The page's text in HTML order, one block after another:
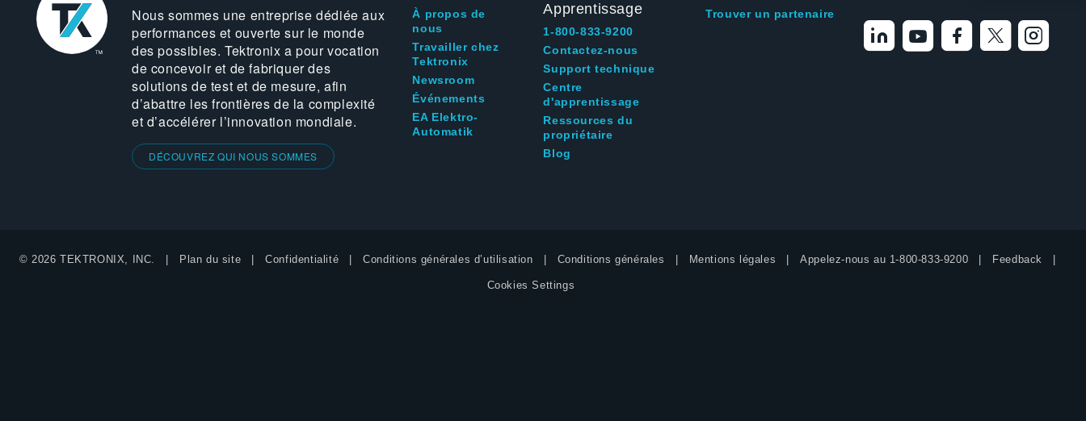
Nous sommes une entreprise dédiée aux
performances et ouverte sur le monde
des possibles. Tektronix a pour vocation
de concevoir et de fabriquer des
solutions de test et de mesure, afin
d’abattre les frontières de la complexité
et d’accélérer l’innovation mondiale.
DÉCOUVREZ QUI NOUS SOMMES
À propos de
nous
Travailler chez
Tektronix
Newsroom
Événements
EA Elektro-
Automatik
Apprentissage
1-800-833-9200
Contactez-nous
Support technique
Centre
d'apprentissage
Ressources du
propriétaire
Blog
Trouver un partenaire
© 2026 TEKTRONIX, INC. Plan du site Confidentialité Conditions générales d’utilisation Conditions générales Mentions légales Appelez-nous au 1-800-833-9200 Feedback
Cookies Settings